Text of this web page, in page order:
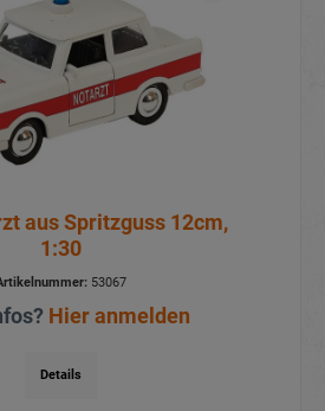
aus Spritzguss 12cm,
1:30
53067
Hier anmelden
Details